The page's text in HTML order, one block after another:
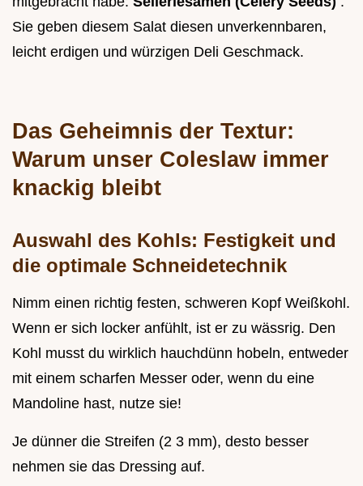
Sie geben diesem Salat diesen unverkennbaren,
leicht erdigen und würzigen Deli Geschmack.
Das Geheimnis der Textur:
Warum unser Coleslaw immer
knackig bleibt
Auswahl des Kohls: Festigkeit und
die optimale Schneidetechnik
Nimm einen richtig festen, schweren Kopf Weißkohl.
Wenn er sich locker anfühlt, ist er zu wässrig. Den
Kohl musst du wirklich hauchdünn hobeln, entweder
mit einem scharfen Messer oder, wenn du eine
Mandoline hast, nutze sie!
Je dünner die Streifen (2 3 mm), desto besser
nehmen sie das Dressing auf.